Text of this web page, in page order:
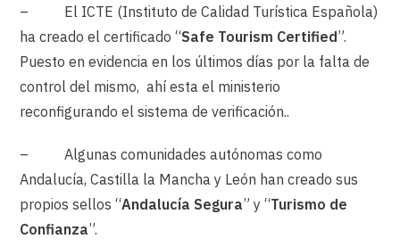
– El ICTE (Instituto de Calidad Turística Española)
ha creado el certificado “Safe Tourism Certified”.
Puesto en evidencia en los últimos días por la falta de
control del mismo, ahí esta el ministerio
reconfigurando el sistema de verificación..
– Algunas comunidades autónomas como
Andalucía, Castilla la Mancha y León han creado sus
propios sellos “Andalucía Segura” y “Turismo de
Confianza”.